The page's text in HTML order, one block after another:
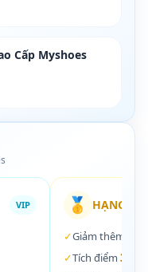
Cấp Myshoes
VIP 🥇 HẠNG
✓Giảm thêm
✓Tích điểm 3%